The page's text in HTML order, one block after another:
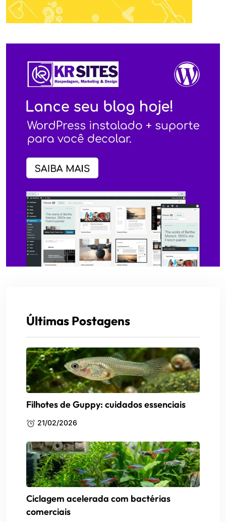
Últimas Postagens
Filhotes de Guppy: cuidados essenciais
21/02/2026
Ciclagem acelerada com bactérias
comerciais